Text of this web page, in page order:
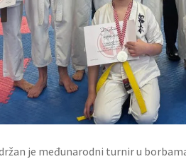
je međunarodni turnir u